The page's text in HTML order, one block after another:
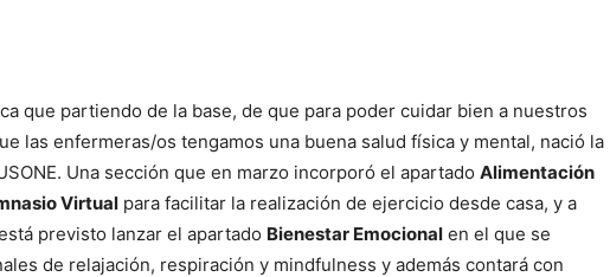
que partiendo de la base, de que para poder cuidar bien a nuestros
las enfermeras/os tengamos una buena salud física y mental, nació la
Una sección que en marzo incorporó el apartado Alimentación
Virtual para facilitar la realización de ejercicio desde casa, y a
previsto lanzar el apartado Bienestar Emocional en el que se
de relajación, respiración y mindfulness y además contará con